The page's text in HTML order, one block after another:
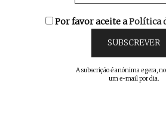
Por favor aceite aPolítica
A subscrição é anónima e gera,
um e-mail por dia.